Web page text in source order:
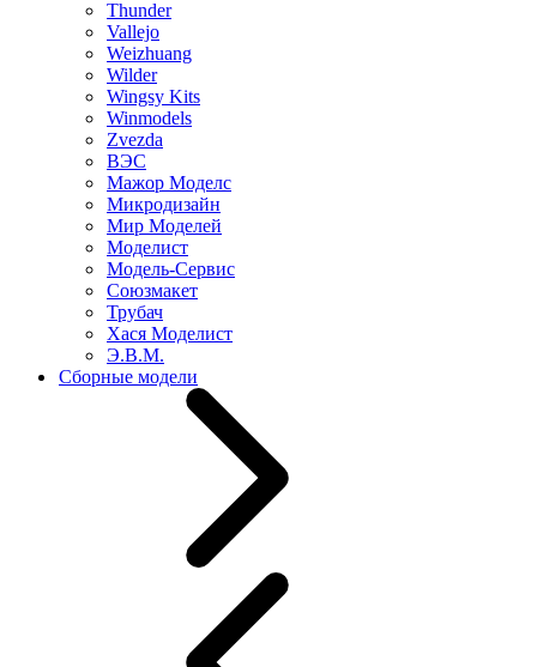
Thunder
Vallejo
Weizhuang
Wilder
Wingsy Kits
Winmodels
Zvezda
ВЭС
Мажор Моделс
Микродизайн
Мир Моделей
Моделист
Модель-Сервис
Союзмакет
Трубач
Хася Моделист
Э.В.М.
Сборные модели